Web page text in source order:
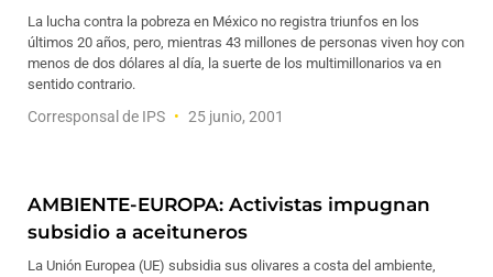
La lucha contra la pobreza en México no registra triunfos en los
últimos 20 años, pero, mientras 43 millones de personas viven hoy con
menos de dos dólares al día, la suerte de los multimillonarios va en
sentido contrario.
Corresponsal de IPS 25 junio, 2001
AMBIENTE-EUROPA: Activistas impugnan
subsidio a aceituneros
La Unión Europea (UE) subsidia sus olivares a costa del ambiente,